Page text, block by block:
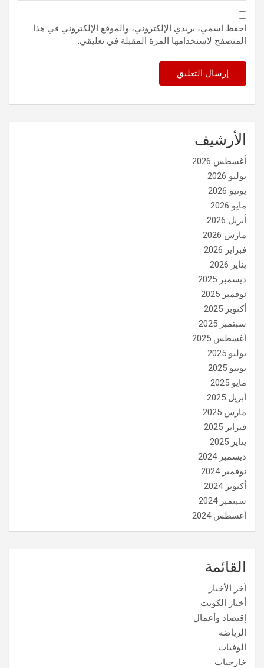
احفظ اسمي، بريدي الإلكتروني، والموقع الإلكتروني في هذا
المتصفح لاستخدامها المرة المقبلة في تعليقي.
الأرشيف
أغسطس 2026
يوليو 2026
يونيو 2026
مايو 2026
أبريل 2026
مارس 2026
فبراير 2026
يناير 2026
ديسمبر 2025
نوفمبر 2025
أكتوبر 2025
سبتمبر 2025
أغسطس 2025
يوليو 2025
يونيو 2025
مايو 2025
أبريل 2025
مارس 2025
فبراير 2025
يناير 2025
ديسمبر 2024
نوفمبر 2024
أكتوبر 2024
سبتمبر 2024
أغسطس 2024
القائمة
آخر الأخبار
أخبار الكويت
إقتصاد وأعمال
الرياضة
الوفيات
خارجيات